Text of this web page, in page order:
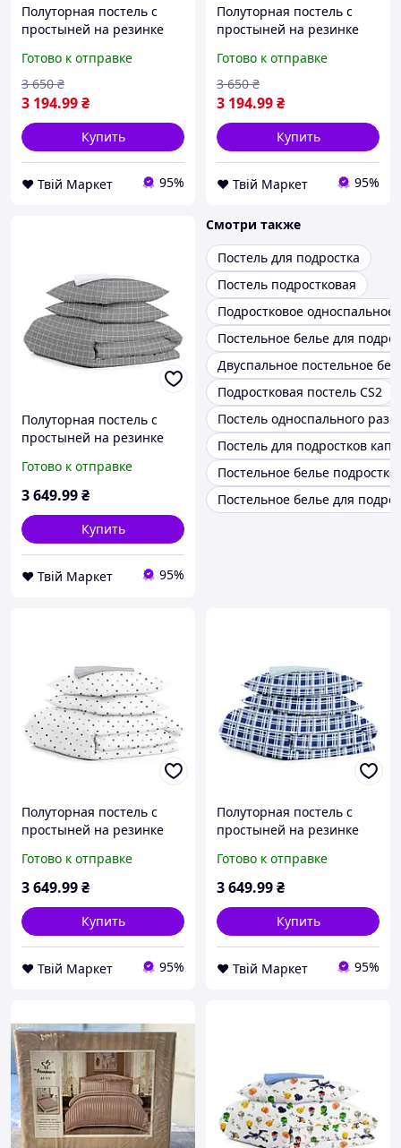
Полуторная постель с
простыней на резинке
Бордовый 160х220 см
Готово к отправке
3 194.99₴
3 650 ₴
Купить
❤️ Твій Маркет 95%
Полуторная постель с
простыней на резинке
см
Готово к отправке
3 194.99₴
3 650 ₴
Купить
❤️ Твій Маркет 95%
Полуторная постель с
простыней на резинке
160х220 см
Готово к отправке
3 649.99₴
Купить
❤️ Твій Маркет 95%
Смотри также
Постель для подростка
Постель подростковая
Подростковое односпальное
Постельное белье для
Двуспальное постельное
Подростковая постель CS2
Постель односпального
Постель для подростков
Постельное белье
Постельное белье для
Полуторная постель с
простыней на резинке
160х220 см
Готово к отправке
3 649.99₴
Купить
❤️ Твій Маркет 95%
Полуторная постель с
простыней на резинке
160х220 см
Готово к отправке
3 649.99₴
Купить
❤️ Твій Маркет 95%